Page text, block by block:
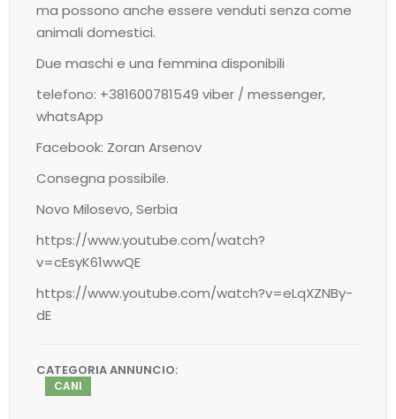
ma possono anche essere venduti senza come
animali domestici.
Due maschi e una femmina disponibili
telefono: +381600781549 viber / messenger,
whatsApp
Facebook: Zoran Arsenov
Consegna possibile.
Novo Milosevo, Serbia
https://www.youtube.com/watch?
v=cEsyK61wwQE
https://www.youtube.com/watch?v=eLqXZNBy-
dE
CATEGORIA ANNUNCIO:
CANI